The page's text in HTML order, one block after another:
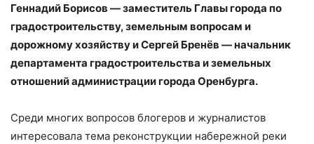
Геннадий Борисов — заместитель Главы города по
градостроительству, земельным вопросам и
дорожному хозяйству и Сергей Бренёв — начальник
департамента градостроительства и земельных
отношений администрации города Оренбурга.
Среди многих вопросов блогеров и журналистов
интересовала тема реконструкции набережной реки